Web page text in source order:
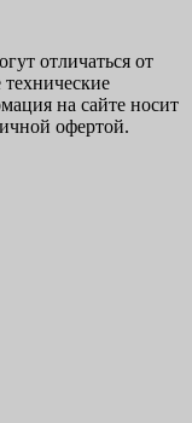
отличаться от
на сайте носит
офертой.